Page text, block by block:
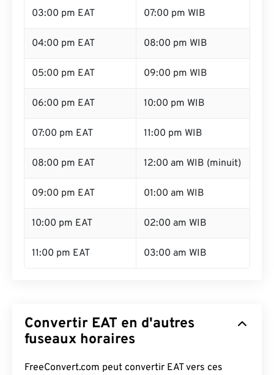
03:00 pm EAT 07:00 pm WIB
04:00 pm EAT 08:00 pm WIB
05:00 pm EAT 09:00 pm WIB
06:00 pm EAT 10:00 pm WIB
07:00 pm EAT 11:00 pm WIB
08:00 pm EAT 12:00 am WIB (minuit)
09:00 pm EAT 01:00 am WIB
10:00 pm EAT 02:00 am WIB
11:00 pm EAT 03:00 am WIB
Convertir EAT en d'autres
fuseaux horaires
FreeConvert.com peut convertir EAT vers ces